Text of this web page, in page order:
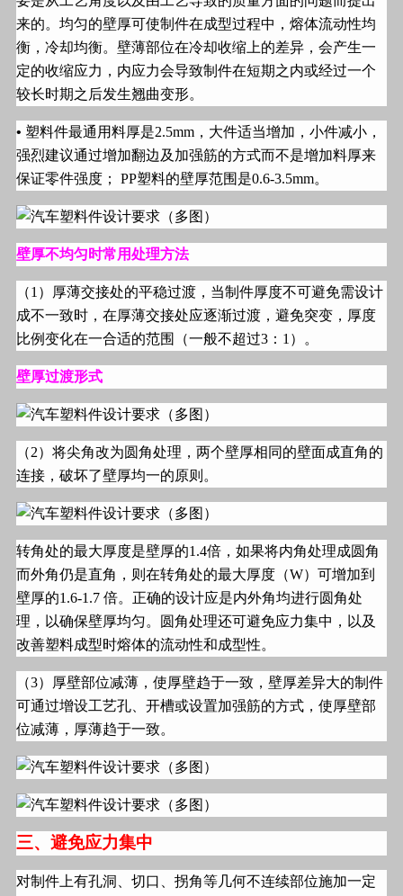
来的。均匀的壁厚可使制件在成型过程中，熔体流动性均
衡，冷却均衡。壁薄部位在冷却收缩上的差异，会产生一
定的收缩应力，内应力会导致制件在短期之内或经过一个
较长时期之后发生翘曲变形。
• 塑料件最通用料厚是2.5mm ，大件适当增加，小件减小，
强烈建议通过增加翻边及加强筋的方式而不是增加料厚来
保证零件强度；
PP塑料的壁厚范围是0.6-3.5mm。
壁厚不均匀时常用处理方法
（1 ）厚薄交接处的平稳过渡，当制件厚度不可避免需设计
成不一致时，在厚薄交接处应逐渐过渡，避免突变，厚度
比例变化在一合适的范围（一般不超过3 ： 1 ）。
壁厚过渡形式
（2）将尖角改为圆角处理，两个壁厚相同的壁面成直角的
连接，破坏了壁厚均一的原则。
转角处的最大厚度是壁厚的1.4倍，如果将内角处理成圆角
而外角仍是直角，则在转角处的最大厚度（W）可增加到
壁厚的1.6-1.7 倍。正确的设计应是内外角均进行圆角处
理，以确保壁厚均匀。圆角处理还可避免应力集中，以及
改善塑料成型时熔体的流动性和成型性。
（3）厚壁部位减薄，使厚壁趋于一致，壁厚差异大的制件
可通过增设工艺孔、开槽或设置加强筋的方式，使厚壁部
位减薄，厚薄趋于一致。
三、避免应力集中
对制件上有孔洞、切口、拐角等几何不连续部位施加一定